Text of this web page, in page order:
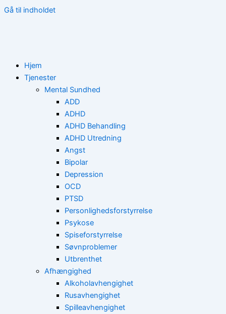
Gå til indholdet
Hjem
Tjenester
Mental Sundhed
ADD
ADHD
ADHD Behandling
ADHD Utredning
Angst
Bipolar
Depression
OCD
PTSD
Personlighedsforstyrrelse
Psykose
Spiseforstyrrelse
Søvnproblemer
Utbrenthet
Afhængighed
Alkoholavhengighet
Rusavhengighet
Spilleavhengighet